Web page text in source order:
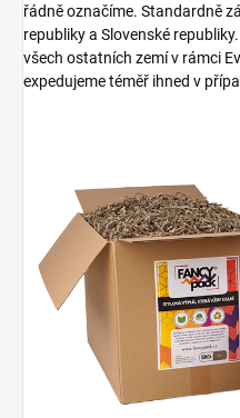
řádně označíme. Standardně
republiky a Slovenské
všech ostatních zemí v rámci
expedujeme téměř ihned v